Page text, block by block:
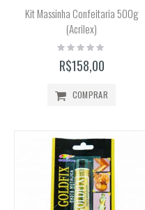
Kit Massinha Confeitaria 500g
(Acrilex)
Rating:
0%
R$158,00
COMPRAR